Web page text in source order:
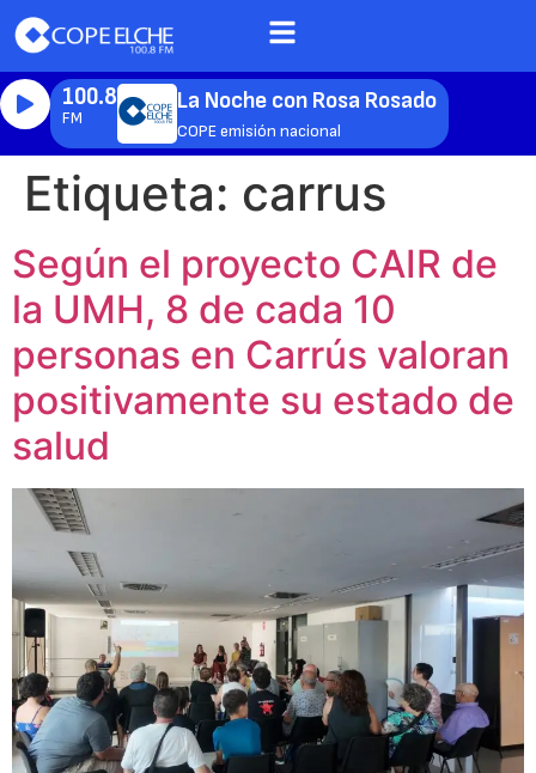
100.8
FM
La Noche con Rosa Rosado
COPE emisión nacional
Etiqueta: carrus
Según el proyecto CAIR de
la UMH, 8 de cada 10
personas en Carrús valoran
positivamente su estado de
salud